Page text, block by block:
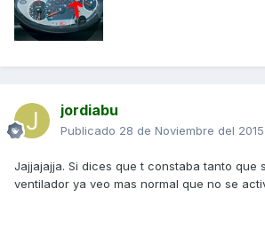
jordiabu
Publicado 28 de Noviembre del 2015
Jajjajajja. Si dices que t constaba tanto que
ventilador ya veo mas normal que no se